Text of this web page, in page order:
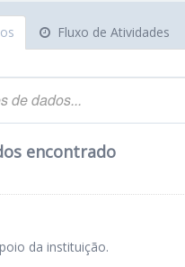
Fluxo de Atividades
encontrado
da instituição.